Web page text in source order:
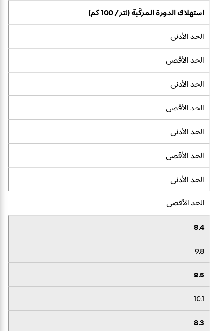
استهلاك الدورة المركّبة (لتر/ 100 كم)
الحد الأدنى
الحد الأقصى
الحد الأدنى
الحد الأقصى
الحد الأدنى
الحد الأقصى
الحد الأدنى
الحد الأقصى
8.4
9.8
8.5
10.1
8.3